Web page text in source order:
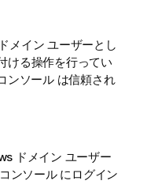
メイン ユーザーとし
ける操作を行ってい
ンソールは信頼され
ドメイン ユーザー
ンソールにログイン